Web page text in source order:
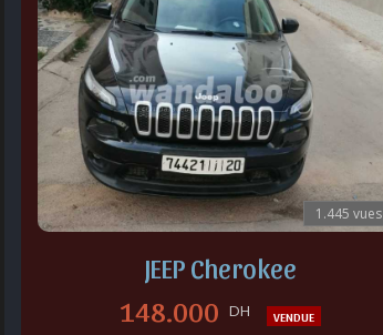
1.445 vues
JEEP Cherokee
148.000 DH VENDUE